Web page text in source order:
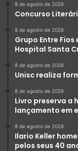
8 de agosto de 2026
Concurso
8 de agosto de 2026
Grupo Entre
Hospital Santa
8 de agosto de 2026
Unisc realiza
8 de agosto de 2026
Livro preserva a
lançamento em
8 de agosto de 2026
Ilario Keller
pelos seus 40